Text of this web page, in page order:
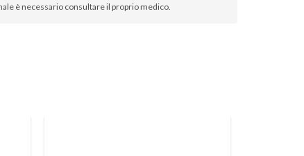
è necessario consultare il proprio medico.